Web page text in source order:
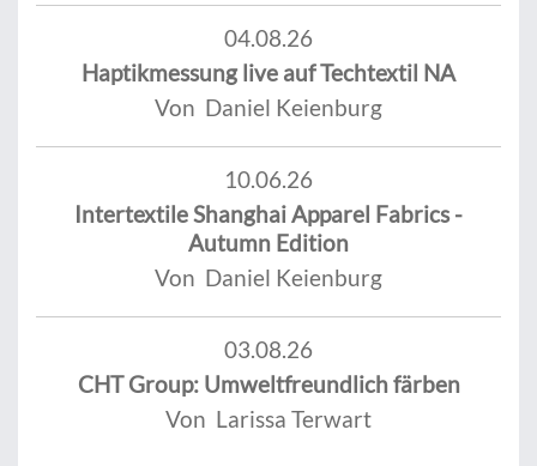
04.08.26
Haptikmessung live auf Techtextil NA
Von Daniel Keienburg
10.06.26
Intertextile Shanghai Apparel Fabrics -
Autumn Edition
Von Daniel Keienburg
03.08.26
CHT Group: Umweltfreundlich färben
Von Larissa Terwart